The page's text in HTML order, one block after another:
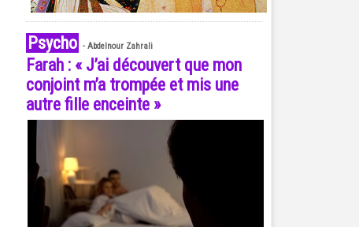
Psycho - Abdelnour Zahrali
Farah : « J’ai découvert que mon
conjoint m’a trompée et mis une
autre fille enceinte »